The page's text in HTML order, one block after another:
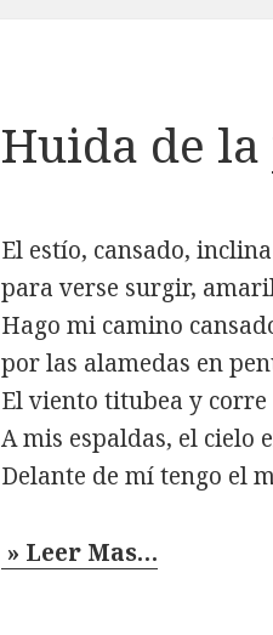
Huida de
El estío, cansado,
para verse surgir,
Hago mi camino
por las alamedas en
El viento titubea y corre
A mis espaldas, el cielo
Delante de mí tengo el
» Leer Mas…